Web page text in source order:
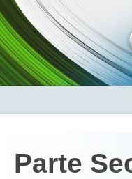
Parte